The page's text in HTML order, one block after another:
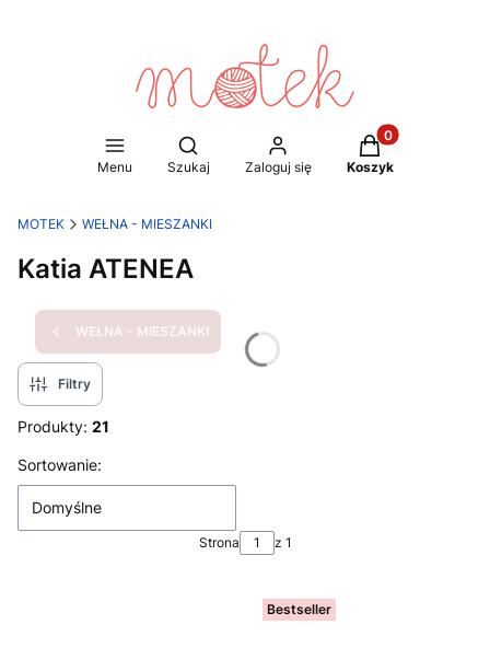
Menu
Otwórz wyszukiwarkę
Szukaj Zaloguj się
Produkty w
Koszyk
MOTEK WEŁNA - MIESZANKI
Katia ATENEA
WEŁNA - MIESZANKI
Filtry
Produkty: 21
Lista produktów
Sortowanie:
Domyślne
Strona z 1
Bestseller